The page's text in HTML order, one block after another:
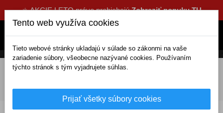
☀️ AKCIE LETO práve prebiehajúZobraziť ponuku TU
DOMOV Interiérové doplnky
Autopoťah modro-čierny
Tento web využíva cookies
Tieto webové stránky ukladajú v súlade so zákonmi na vaše
zariadenie súbory, všeobecne nazývané cookies. Používaním
týchto stránok s tým vyjadrujete súhlas.
Prijať všetky súbory cookies